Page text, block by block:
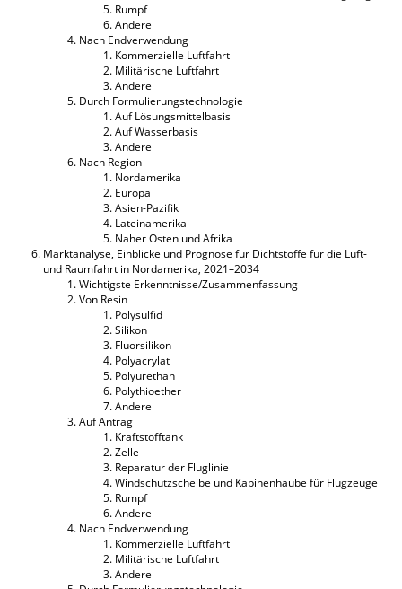
Rumpf
Andere
Nach Endverwendung
Kommerzielle Luftfahrt
Militärische Luftfahrt
Andere
Durch Formulierungstechnologie
Auf Lösungsmittelbasis
Auf Wasserbasis
Andere
Nach Region
Nordamerika
Europa
Asien-Pazifik
Lateinamerika
Naher Osten und Afrika
Marktanalyse, Einblicke und Prognose für Dichtstoffe für die Luft-
und Raumfahrt in Nordamerika, 2021–2034
Wichtigste Erkenntnisse/Zusammenfassung
Von Resin
Polysulfid
Silikon
Fluorsilikon
Polyacrylat
Polyurethan
Polythioether
Andere
Auf Antrag
Kraftstofftank
Zelle
Reparatur der Fluglinie
Windschutzscheibe und Kabinenhaube für Flugzeuge
Rumpf
Andere
Nach Endverwendung
Kommerzielle Luftfahrt
Militärische Luftfahrt
Andere